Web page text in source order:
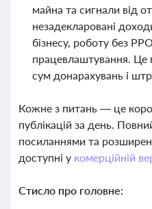
майна та сигнали від
незадекларовані
бізнесу, роботу без
працевлаштування. Це
сум донарахувань і
Кожне з питань — це
публікацій за день.
посиланнями та
доступні у комерційній
Стисло про головне: